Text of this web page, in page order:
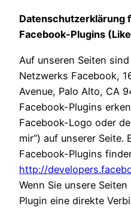
Datenschutzerklärung
Facebook-Plugins
Auf unseren Seiten
Netzwerks Facebook,
Avenue, Palo Alto, CA
Facebook-Plugins
Facebook-Logo oder
mir“) auf unserer Seite.
Facebook-Plugins
http://
Wenn Sie unsere
Plugin eine direkte